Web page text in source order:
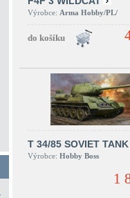
Výrobce: Arma Hobby/PL/
T 34/85 SOVIET TANK
Výrobce: Hobby Boss
1